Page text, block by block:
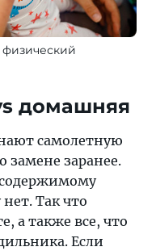
домашняя
самолетную
замене заранее.
Так что
а также все, что
Если